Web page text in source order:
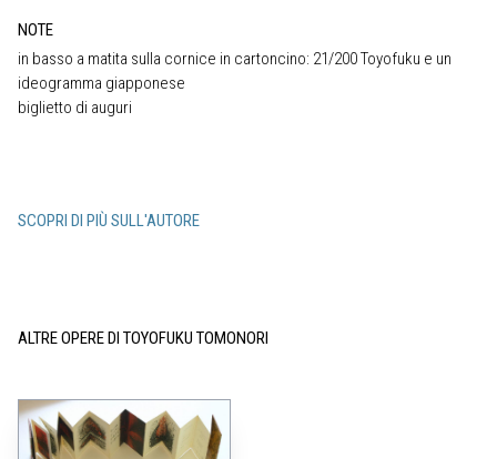
NOTE
in basso a matita sulla cornice in cartoncino: 21/200 Toyofuku e un
ideogramma giapponese
biglietto di auguri
SCOPRI DI PIÙ SULL'AUTORE
ALTRE OPERE DI TOYOFUKU TOMONORI